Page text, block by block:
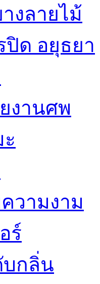
งลายไม้
ปิด อยุธยา
งานศพ
วามงาม
ร์
กลิ่น